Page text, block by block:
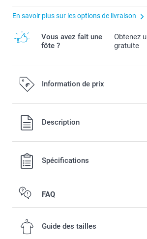
En savoir plus sur les options de livraison
Vous avez fait une
fôte ?
Obtenez
gratuite
Information de prix
Tous les prix sont en EURO (€), TVA
port.
Description
Spécifications
FAQ
Guide des tailles